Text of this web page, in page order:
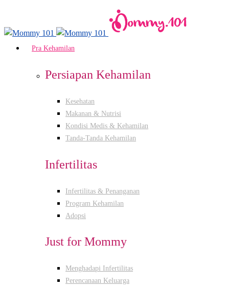
Pra Kehamilan
Persiapan Kehamilan
Kesehatan
Makanan & Nutrisi
Kondisi Medis & Kehamilan
Tanda-Tanda Kehamilan
Infertilitas
Infertilitas & Penanganan
Program Kehamilan
Adopsi
Just for Mommy
Menghadapi Infertilitas
Perencanaan Keluarga